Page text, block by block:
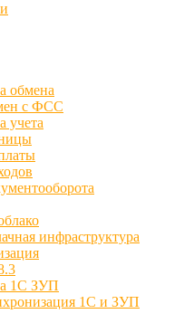
обмена
с ФСС
учета
инфраструктура
1С ЗУП
1С и ЗУП